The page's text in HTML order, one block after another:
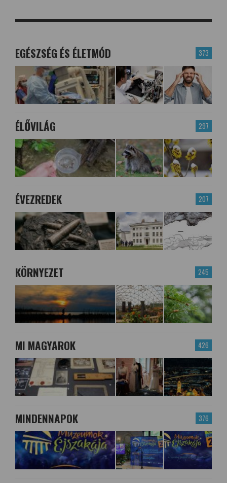
373
EGÉSZSÉG ÉS ÉLETMÓD
297
ÉLŐVILÁG
207
ÉVEZREDEK
245
KÖRNYEZET
426
MI MAGYAROK
376
MINDENNAPOK